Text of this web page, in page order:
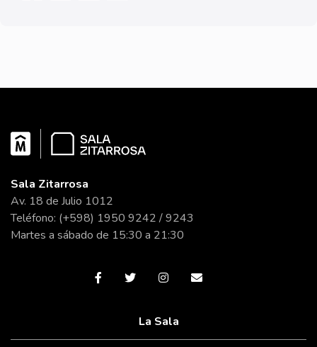
Sala Zitarrosa
Av. 18 de Julio 1012
Teléfono: (+598) 1950 9242 / 9243
Martes a sábado de 15:30 a 21:30
La Sala